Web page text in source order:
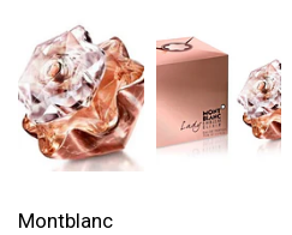
Montblanc